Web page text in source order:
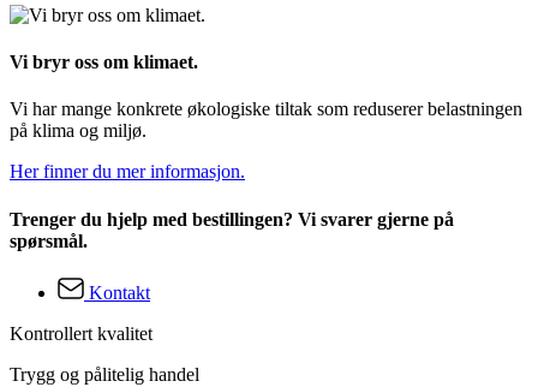
Vi bryr oss om klimaet.
Vi har mange konkrete økologiske tiltak som reduserer belastningen
på klima og miljø.
Her finner du mer informasjon.
Trenger du hjelp med bestillingen? Vi svarer gjerne på
spørsmål.
Kontakt
Kontrollert kvalitet
Trygg og pålitelig handel